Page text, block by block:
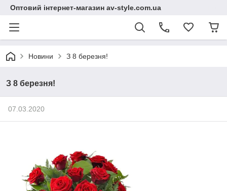
Оптовий інтернет-магазин av-style.com.ua
Новини З 8 березня!
З 8 березня!
07.03.2020